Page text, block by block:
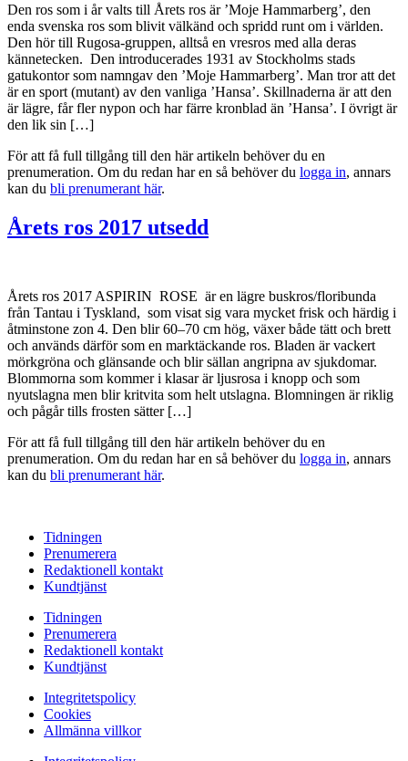
Den ros som i år valts till Årets ros är ’Moje Hammarberg’, den
enda svenska ros som blivit välkänd och spridd runt om i världen.
Den hör till Rugosa-gruppen, alltså en vresros med alla deras
kännetecken. Den introducerades 1931 av Stockholms stads
gatukontor som namngav den ’Moje Hammarberg’. Man tror att det
är en sport (mutant) av den vanliga ’Hansa’. Skillnaderna är att den
är lägre, får fler nypon och har färre kronblad än ’Hansa’. I övrigt är
den lik sin […]
För att få full tillgång till den här artikeln behöver du en
prenumeration. Om du redan har en så behöver du logga in, annars
kan du bli prenumerant här.
Årets ros 2017 utsedd
Årets ros 2017 ASPIRIN ROSE är en lägre buskros/floribunda
från Tantau i Tyskland, som visat sig vara mycket frisk och härdig i
åtminstone zon 4. Den blir 60–70 cm hög, växer både tätt och brett
och används därför som en marktäckande ros. Bladen är vackert
mörkgröna och glänsande och blir sällan angripna av sjukdomar.
Blommorna som kommer i klasar är ljusrosa i knopp och som
nyutslagna men blir kritvita som helt utslagna. Blomningen är riklig
och pågår tills frosten sätter […]
För att få full tillgång till den här artikeln behöver du en
prenumeration. Om du redan har en så behöver du logga in, annars
kan du bli prenumerant här.
Tidningen
Prenumerera
Redaktionell kontakt
Kundtjänst
Tidningen
Prenumerera
Redaktionell kontakt
Kundtjänst
Integritetspolicy
Cookies
Allmänna villkor